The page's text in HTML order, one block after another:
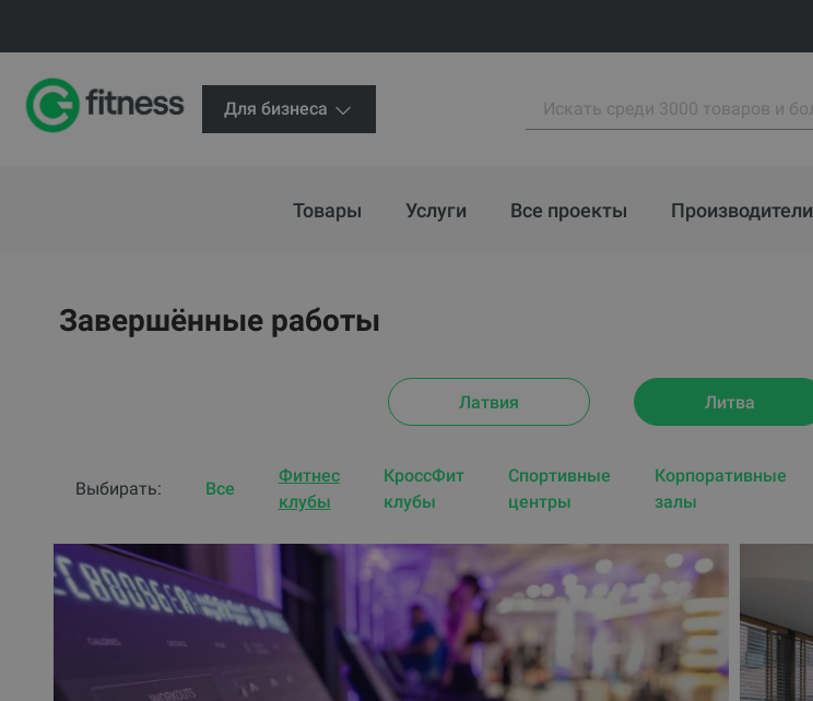
Для бизнеса
Товары Услуги Все проекты Производители
Завершённые работы
Латвия Литва
Выбирать: Все
Фитнес
клубы
КроссФит
клубы
Спортивные
центры
Корпоративные
залы